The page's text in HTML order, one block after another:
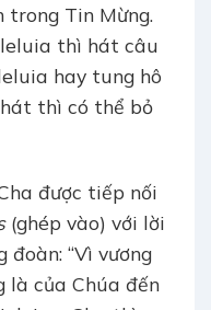
trong Tin Mừng.
thì hát câu
hay tung hô
thì có thể bỏ
được tiếp nối
(ghép vào) với lời
“Vì vương
là của Chúa đến